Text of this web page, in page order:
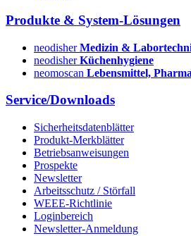
Produkte & System-Lösungen
neodisherMedizin &
neodisherKüchenhygiene
neomoscan Lebensmittel,
Service/Downloads
Sicherheitsdatenblätter
Produkt-Merkblätter
Betriebsanweisungen
Prospekte
Newsletter
Arbeitsschutz / Störfall
WEEE-Richtlinie
Loginbereich
Newsletter-Anmeldung